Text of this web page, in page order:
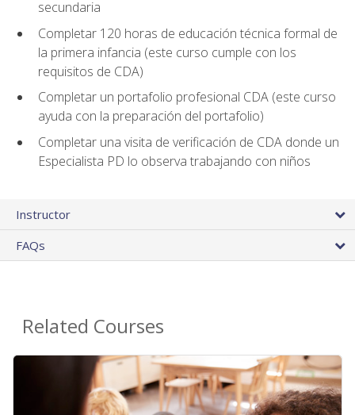
secundaria
Completar 120 horas de educación técnica formal de
la primera infancia (este curso cumple con los
requisitos de CDA)
Completar un portafolio profesional CDA (este curso
ayuda con la preparación del portafolio)
Completar una visita de verificación de CDA donde un
Especialista PD lo observa trabajando con niños
Instructor
FAQs
Related Courses